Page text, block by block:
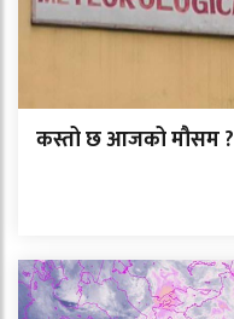
कस्तो छ आजको मौसम ?